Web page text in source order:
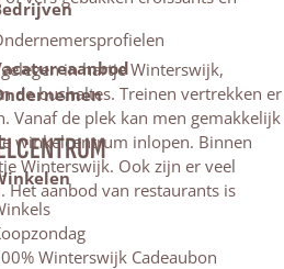
Winterswijk Cadeaubon
in hartje Winterswijk,
de bushaltes. Treinen vertrekken er
Vanaf de plek kan men gemakkelijk
winkelcentrum inlopen. Binnen
Winterswijk. Ook zijn er veel
Het aanbod van restaurants is